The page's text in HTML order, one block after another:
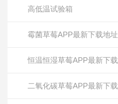
高低温试验箱
霉菌草莓APP最新下载地址